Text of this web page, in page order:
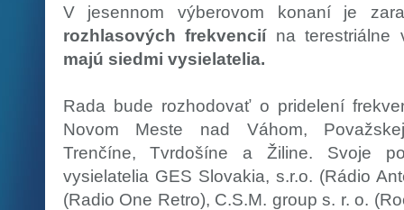
V jesennom výberovom konaní je
rozhlasových frekvencií na terestriálne
majú siedmi vysielatelia.
Rada bude rozhodovať o pridelení
Novom Meste nad Váhom,
Trenčíne, Tvrdošíne a Žiline. Svoje
vysielatelia GES Slovakia, s.r.o. (Rádio
(Radio One Retro), C.S.M. group s. r. o.